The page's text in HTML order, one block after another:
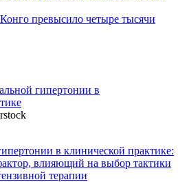
превысило четыре тысячи
Pravitelstva-Rossiyskoy-Federatsii-ot-
в клинической практике:
влияющий на выбор тактики
терапии